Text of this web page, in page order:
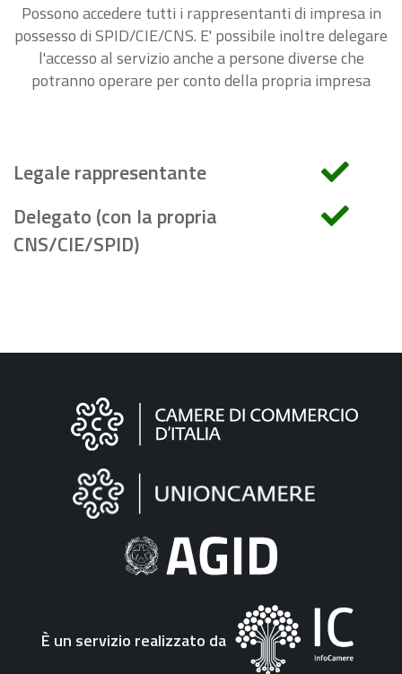
Possono accedere tutti i rappresentanti di impresa in
possesso di SPID/CIE/CNS. E' possibile inoltre delegare
l'accesso al servizio anche a persone diverse che
potranno operare per conto della propria impresa
Legale rappresentante
Delegato (con la propria
CNS/CIE/SPID)
Informazioni
"Fattura
Elettronica"
È un servizio realizzato da